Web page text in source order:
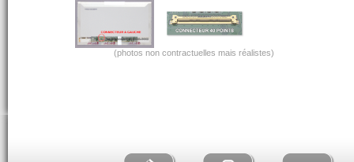
(photos non contractuelles mais réalistes)